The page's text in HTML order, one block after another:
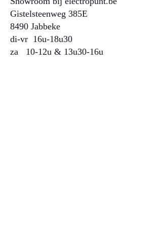
Gistelsteenweg 385E
8490 Jabbeke
di-vr 16u-18u30
za 10-12u & 13u30-16u​​​​